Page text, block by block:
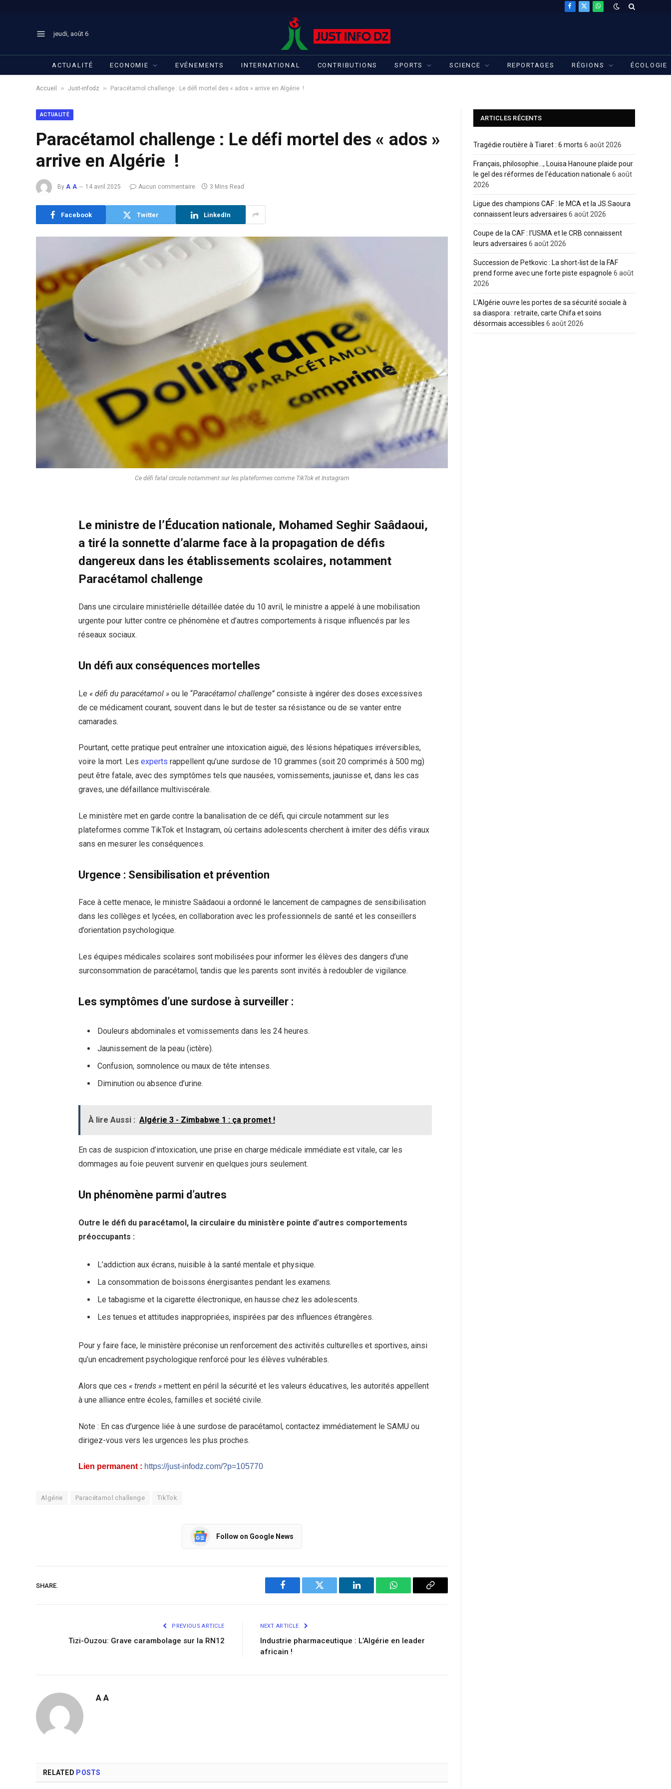
Facebook
X
WhatsApp
jeudi, août 6
ACTUALITÉ ECONOMIE EVÉNEMENTS INTERNATIONAL CONTRIBUTIONS SPORTS SCIENCE REPORTAGES RÉGIONS ÉCOLOGIE
Accueil » Just-infodz » Paracétamol challenge : Le défi mortel des « ados » arrive en Algérie !
ACTUALITÉ
Paracétamol challenge : Le défi mortel des « ados »
arrive en Algérie !
By A A 14 avril 2025 Aucun commentaire 3 Mins Read
Facebook Twitter LinkedIn
Ce défi fatal circule notamment sur les plateformes comme TikTok et Instagram
Le ministre de l’Éducation nationale, Mohamed Seghir Saâdaoui,
a tiré la sonnette d’alarme face à la propagation de défis
dangereux dans les établissements scolaires, notamment
Paracétamol challenge
Dans une circulaire ministérielle détaillée datée du 10 avril, le ministre a appelé à une mobilisation
urgente pour lutter contre ce phénomène et d’autres comportements à risque influencés par les
réseaux sociaux.
Un défi aux conséquences mortelles
Le « défi du paracétamol »ou le “Paracétamol challenge” consiste à ingérer des doses excessives
de ce médicament courant, souvent dans le but de tester sa résistance ou de se vanter entre
camarades.
Pourtant, cette pratique peut entraîner une intoxication aiguë, des lésions hépatiques irréversibles,
voire la mort. Les experts rappellent qu’une surdose de 10 grammes (soit 20 comprimés à 500 mg)
peut être fatale, avec des symptômes tels que nausées, vomissements, jaunisse et, dans les cas
graves, une défaillance multiviscérale.
Le ministère met en garde contre la banalisation de ce défi, qui circule notamment sur les
plateformes comme TikTok et Instagram, où certains adolescents cherchent à imiter des défis viraux
sans en mesurer les conséquences.
Urgence : Sensibilisation et prévention
Face à cette menace, le ministre Saâdaoui a ordonné le lancement de campagnes de sensibilisation
dans les collèges et lycées, en collaboration avec les professionnels de santé et les conseillers
d’orientation psychologique.
Les équipes médicales scolaires sont mobilisées pour informer les élèves des dangers d’une
surconsommation de paracétamol, tandis que les parents sont invités à redoubler de vigilance.
Les symptômes d’une surdose à surveiller :
Douleurs abdominales et vomissements dans les 24 heures.
Jaunissement de la peau (ictère).
Confusion, somnolence ou maux de tête intenses.
Diminution ou absence d’urine.
À lire Aussi : Algérie 3 - Zimbabwe 1 : ça promet !
En cas de suspicion d’intoxication, une prise en charge médicale immédiate est vitale, car les
dommages au foie peuvent survenir en quelques jours seulement.
Un phénomène parmi d’autres
Outre le défi du paracétamol, la circulaire du ministère pointe d’autres comportements
préoccupants :
L’addiction aux écrans, nuisible à la santé mentale et physique.
La consommation de boissons énergisantes pendant les examens.
Le tabagisme et la cigarette électronique, en hausse chez les adolescents.
Les tenues et attitudes inappropriées, inspirées par des influences étrangères.
Pour y faire face, le ministère préconise un renforcement des activités culturelles et sportives, ainsi
qu’un encadrement psychologique renforcé pour les élèves vulnérables.
Alors que ces « trends »mettent en péril la sécurité et les valeurs éducatives, les autorités appellent
à une alliance entre écoles, familles et société civile.
Note : En cas d’urgence liée à une surdose de paracétamol, contactez immédiatement le SAMU ou
dirigez-vous vers les urgences les plus proches.
Lien permanent : https://just-infodz.com/?p=105770
Algérie Paracétamol challenge TikTok
Follow on Google News
SHARE.
Facebook Twitter LinkedIn WhatsAppCopy
PREVIOUS ARTICLE
Tizi-Ouzou: Grave carambolage sur la RN12
NEXT ARTICLE
Industrie pharmaceutique : L’Algérie en leader
africain !
A A
RELATED POSTS
ARTICLES RÉCENTS
Tragédie routière à Tiaret : 6 morts 6 août 2026
Français, philosophie…, Louisa Hanoune plaide pour
le gel des réformes de l’éducation nationale 6 août
2026
Ligue des champions CAF : le MCA et la JS Saoura
connaissent leurs adversaires 6 août 2026
Coupe de la CAF : l’USMA et le CRB connaissent
leurs adversaires 6 août 2026
Succession de Petkovic : La short-list de la FAF
prend forme avec une forte piste espagnole 6 août
2026
L’Algérie ouvre les portes de sa sécurité sociale à
sa diaspora : retraite, carte Chifa et soins
désormais accessibles 6 août 2026